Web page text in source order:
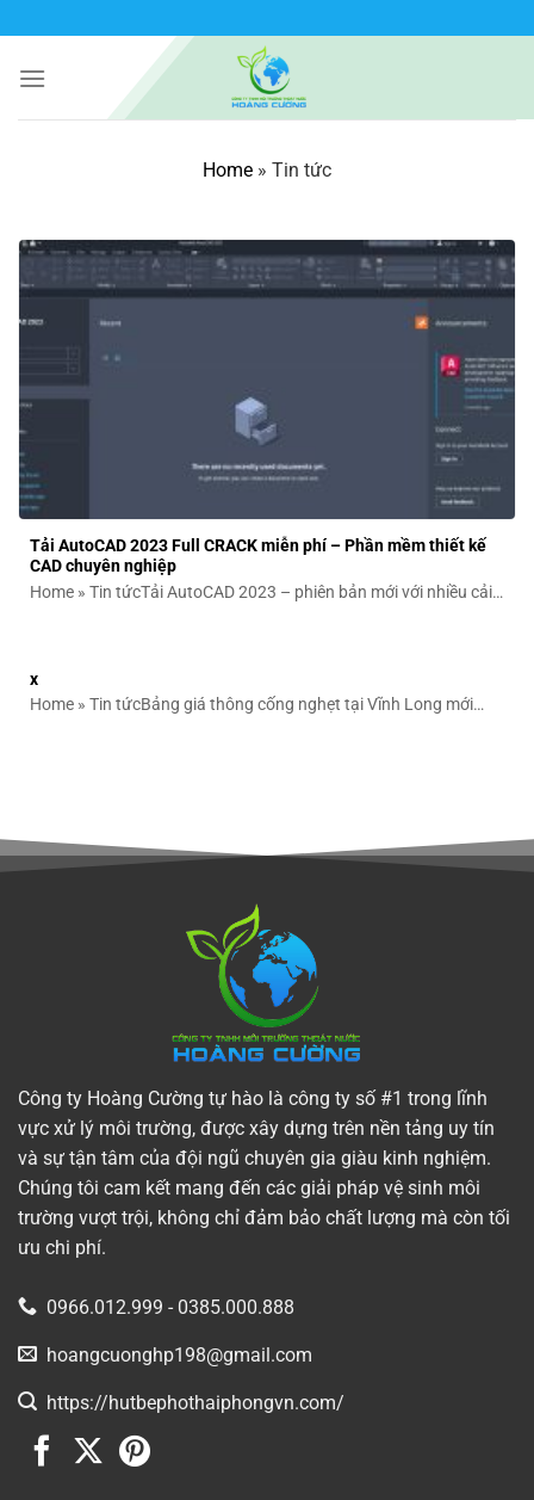
qua
nội
Home » Tin tức
Tải AutoCAD 2023 Full CRACK miễn phí – Phần mềm thiết kế
CAD chuyên nghiệp
Home » Tin tứcTải AutoCAD 2023 – phiên bản mới với nhiều cải
x
Home » Tin tứcBảng giá thông cống nghẹt tại Vĩnh Long mới
Công ty Hoàng Cường tự hào là công ty số #1 trong lĩnh
vực xử lý môi trường, được xây dựng trên nền tảng uy tín
và sự tận tâm của đội ngũ chuyên gia giàu kinh nghiệm.
Chúng tôi cam kết mang đến các giải pháp vệ sinh môi
trường vượt trội, không chỉ đảm bảo chất lượng mà còn tối
ưu chi phí.
0966.012.999 - 0385.000.888
hoangcuonghp198@gmail.com
https://hutbephothaiphongvn.com/